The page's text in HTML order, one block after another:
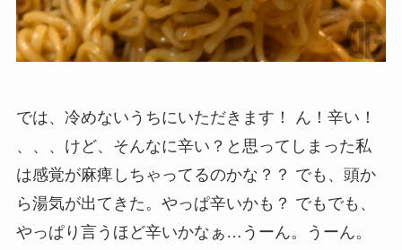
では、冷めないうちにいただきます！ ん！辛い！
、、、けど、そんなに辛い？と思ってしまった私
は感覚が麻痺しちゃってるのかな？？ でも、頭か
ら湯気が出てきた。やっぱ辛いかも？ でもでも、
やっぱり言うほど辛いかなぁ…うーん。うーん。